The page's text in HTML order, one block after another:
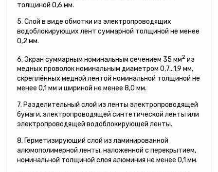
толщиной 0,6 мм.
5. Слой в виде обмотки из электропроводящих
водоблокирующих лент суммарной толщиной не менее
0,2 мм.
6. Экран суммарным номинальным сечением 35 мм2 из
медных проволок номинальным диаметром 0,7...1,9 мм,
скреплённых медной лентой номинальной толщиной не
менее 0,1 мм и шириной не менее 8,0 мм.
7. Разделительный слой из ленты электропроводящей
бумаги, электропроводящей синтетической ленты или
электропроводящей водоблокирующей ленты.
8. Герметизирующий слой из ламинированной
алюмополимерной ленты, наложенной с перекрытием,
номинальной толщиной слоя алюминия не менее 0,1 мм.